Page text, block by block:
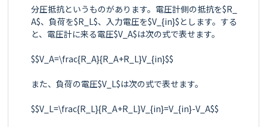
分圧抵抗というものがあります。電圧計側の抵抗を$R_
A$、負荷を$R_L$、入力電圧を$V_{in}$とします。する
と、電圧計に来る電圧$V_A$は次の式で表せます。
$$V_A=\frac{R_A}{R_A+R_L}V_{in}$$
また、負荷の電圧$V_L$は次の式で表せます。
$$V_L=\frac{R_L}{R_A+R_L}V_{in}=V_{in}-V_A$$